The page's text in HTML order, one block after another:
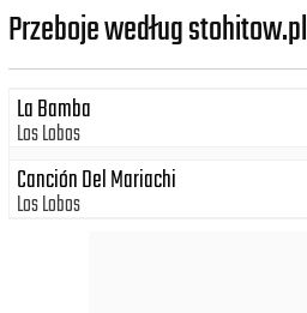
Przeboje według stohitow.pl
La Bamba
Los Lobos
Canción Del Mariachi
Los Lobos